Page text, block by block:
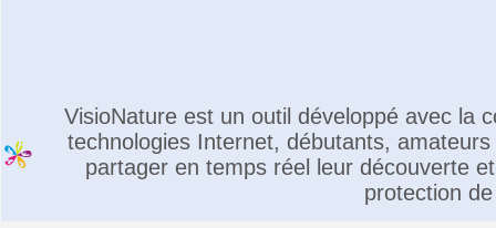
VisioNature est un outil développé avec la
technologies Internet, débutants,
partager en temps réel leur découverte
protection